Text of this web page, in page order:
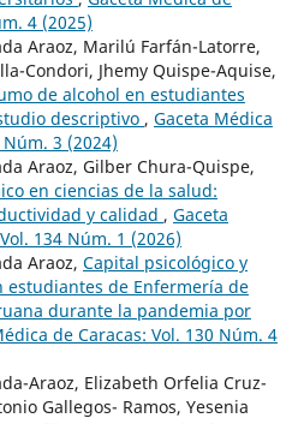
4 (2025)
Araoz, Marilú Farfán-Latorre,
Condori, Jhemy Quispe-Aquise,
de alcohol en estudiantes
descriptivo , Gaceta Médica
3 (2024)
Araoz, Gilber Chura-Quispe,
en ciencias de la salud:
y calidad , Gaceta
134 Núm. 1 (2026)
Araoz, Capital psicológico y
estudiantes de Enfermería de
durante la pandemia por
de Caracas: Vol. 130 Núm. 4
Araoz, Elizabeth Orfelia Cruz-
Gallegos- Ramos, Yesenia